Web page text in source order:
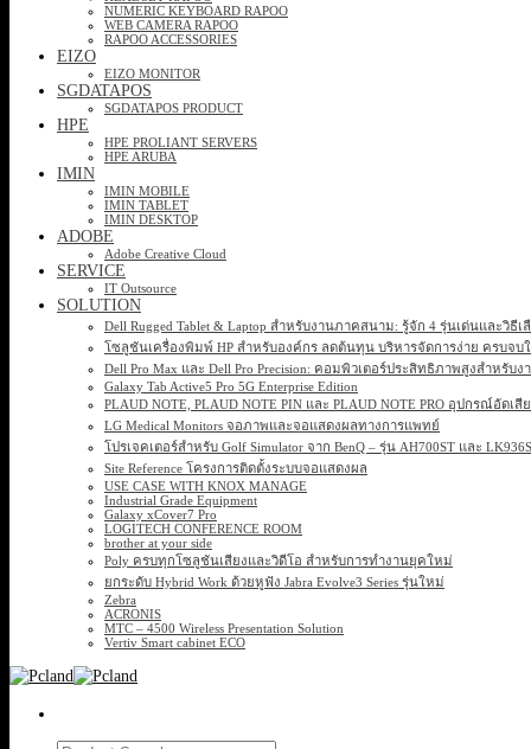
NUMERIC KEYBOARD RAPOO
WEB CAMERA RAPOO
RAPOO ACCESSORIES
EIZO
EIZO MONITOR
SGDATAPOS
SGDATAPOS PRODUCT
HPE
HPE PROLIANT SERVERS
HPE ARUBA
IMIN
IMIN MOBILE
IMIN TABLET
IMIN DESKTOP
ADOBE
Adobe Creative Cloud
SERVICE
IT Outsource
SOLUTION
Dell Rugged Tablet & Laptop สำหรับงานภาคสนาม: รู้จัก 4 รุ่นเด่นและวิธีเ
โซลูชันเครื่องพิมพ์ HP สำหรับองค์กร ลดต้นทุน บริหารจัดการง่าย ครบจบ
Dell Pro Max และ Dell Pro Precision: คอมพิวเตอร์ประสิทธิภาพสูงสำหรับ
Galaxy Tab Active5 Pro 5G Enterprise Edition
PLAUD NOTE, PLAUD NOTE PIN และ PLAUD NOTE PRO อุปกรณ์อัด
LG Medical Monitors จอภาพและจอแสดงผลทางการแพทย์
โปรเจคเตอร์สำหรับ Golf Simulator จาก BenQ – รุ่น AH700ST และ
Site Reference โครงการติดตั้งระบบจอแสดงผล
USE CASE WITH KNOX MANAGE
Industrial Grade Equipment
Galaxy xCover7 Pro
LOGITECH CONFERENCE ROOM
brother at your side
Poly ครบทุกโซลูชันเสียงและวิดีโอ สำหรับการทำงานยุคใหม่
ยกระดับ Hybrid Work ด้วยหูฟัง Jabra Evolve3 Series รุ่นใหม่
Zebra
ACRONIS
MTC – 4500 Wireless Presentation Solution
Vertiv Smart cabinet ECO